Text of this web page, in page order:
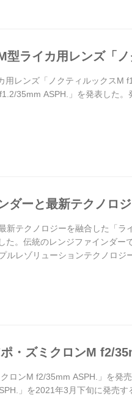
型ライカ用レンズ「
用レンズ「ノクティルックスM
35mm ASPH.」を発表した。
ダーと最新テクノロ
新テクノロジーを融合した「
た。伝統のレンジファインダ
ルレゾリューションテクノロジ
・ズミクロンM f2/
ロンM f2/35mm ASPH.」を発
」を2021年3月下旬に発売す